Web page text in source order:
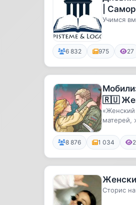
|
Учимся
6 832 975 27
🇷🇺
матерей,
8 876 1 034
Сторис